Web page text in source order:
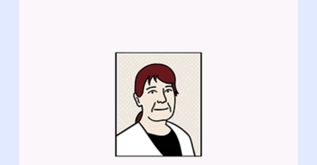
“Eesti lapsi uurides on leitud, et
kaks kolmandikku neist ei saa ka